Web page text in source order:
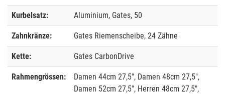
Kurbelsatz: Aluminium, Gates, 50
Zahnkränze: Gates Riemenscheibe, 24 Zähne
Kette: Gates CarbonDrive
Rahmengrössen:
Damen 44cm 27,5", Damen 48cm 27,5",
Damen 52cm 27,5", Herren 48cm 27,5",